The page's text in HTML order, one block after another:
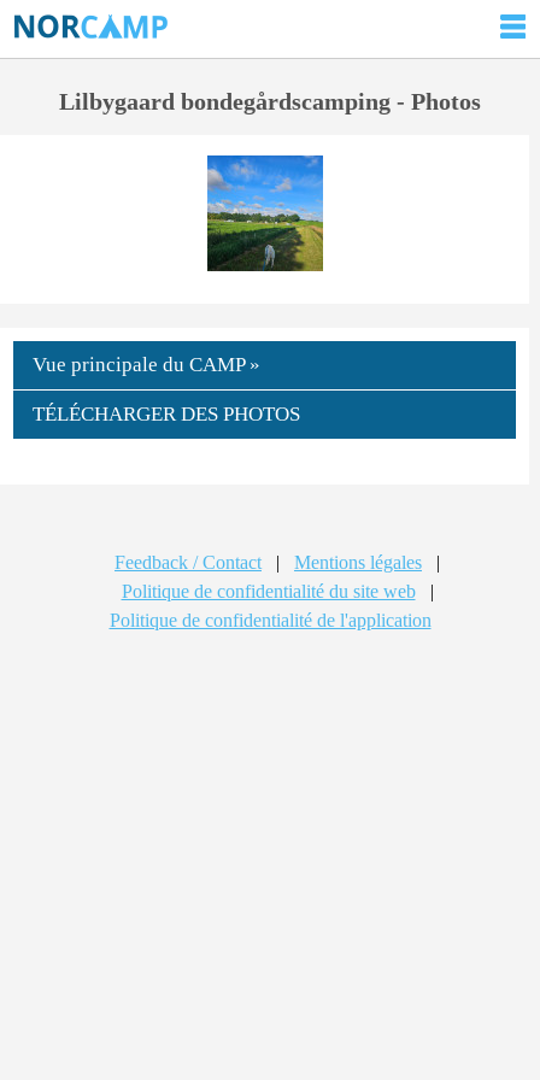
Lilbygaard bondegårdscamping - Photos
Vue principale du CAMP »
TÉLÉCHARGER DES PHOTOS
Feedback / Contact | Mentions légales
|
Politique de confidentialité du site web
|
Politique de confidentialité de l'application